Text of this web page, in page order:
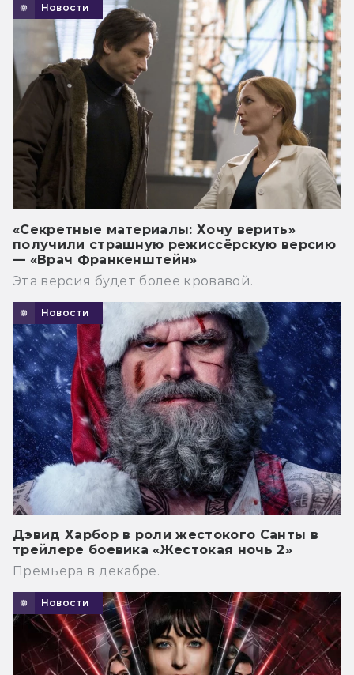
Новости
«Секретные материалы: Хочу верить»
получили страшную режиссёрскую версию
— «Врач Франкенштейн»
Эта версия будет более кровавой.
Новости
Дэвид Харбор в роли жестокого Санты в
трейлере боевика «Жестокая ночь 2»
Премьера в декабре.
Новости